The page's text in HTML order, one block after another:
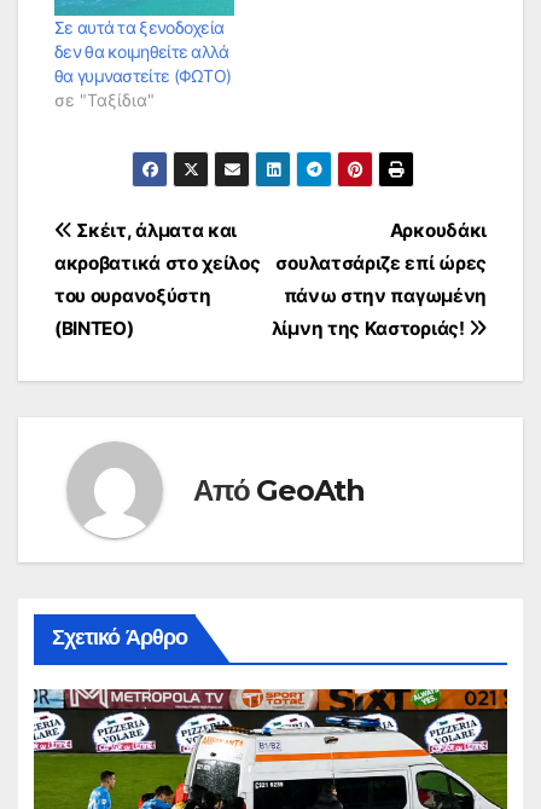
Σε αυτά τα ξενοδοχεία
δεν θα κοιμηθείτε αλλά
θα γυμναστείτε (ΦΩΤΟ)
σε "Ταξίδια"
Πλοήγηση
άρθρων
Αρκουδάκι
σουλατσάριζε επί ώρες
πάνω στην παγωμένη
λίμνη της Καστοριάς!
Σκέιτ, άλματα και
ακροβατικά στο χείλος
του ουρανοξύστη
(ΒΙΝΤΕΟ)
Από GeoAth
Σχετικό Άρθρο